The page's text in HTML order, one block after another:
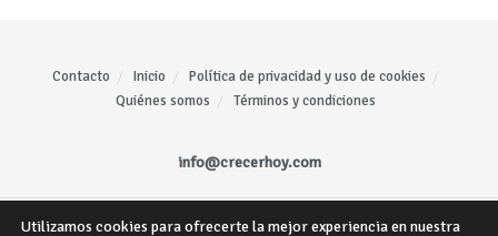
Contacto Inicio
Política de privacidad y uso de cookies
Quiénes somos
Términos y condiciones
info@crecerhoy.com
Utilizamos cookies para ofrecerte la mejor experiencia en nuestra